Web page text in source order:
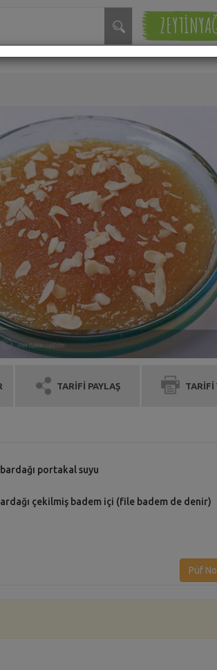
TARİFİ PAYLAŞ TARİFİ
bardağı portakal suyu
çekilmiş badem içi (file badem de denir)
Püf